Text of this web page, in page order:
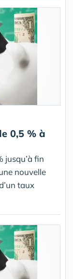
0,5 % à
jusqu’à fin
nouvelle
taux